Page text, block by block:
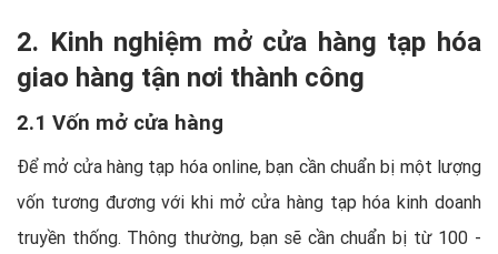
2. Kinh nghiệm mở cửa hàng tạp hóa
giao hàng tận nơi thành công
2.1 Vốn mở cửa hàng
Để mở cửa hàng tạp hóa online, bạn cần chuẩn bị một lượng
vốn tương đương với khi mở cửa hàng tạp hóa kinh doanh
truyền thống. Thông thường, bạn sẽ cần chuẩn bị từ 100 -